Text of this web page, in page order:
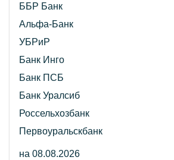
ББР Банк
Альфа-Банк
УБРиР
Банк Инго
Банк ПСБ
Банк Уралсиб
Россельхозбанк
Первоуральскбанк
на 08.08.2026